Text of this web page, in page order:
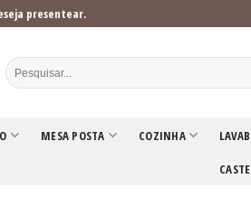
presentear.
MESA POSTA COZINHA